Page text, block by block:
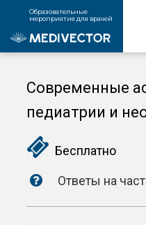
Образовательные
мероприятия для врачей
Современные
педиатрии и
Бесплатно
Ответы на